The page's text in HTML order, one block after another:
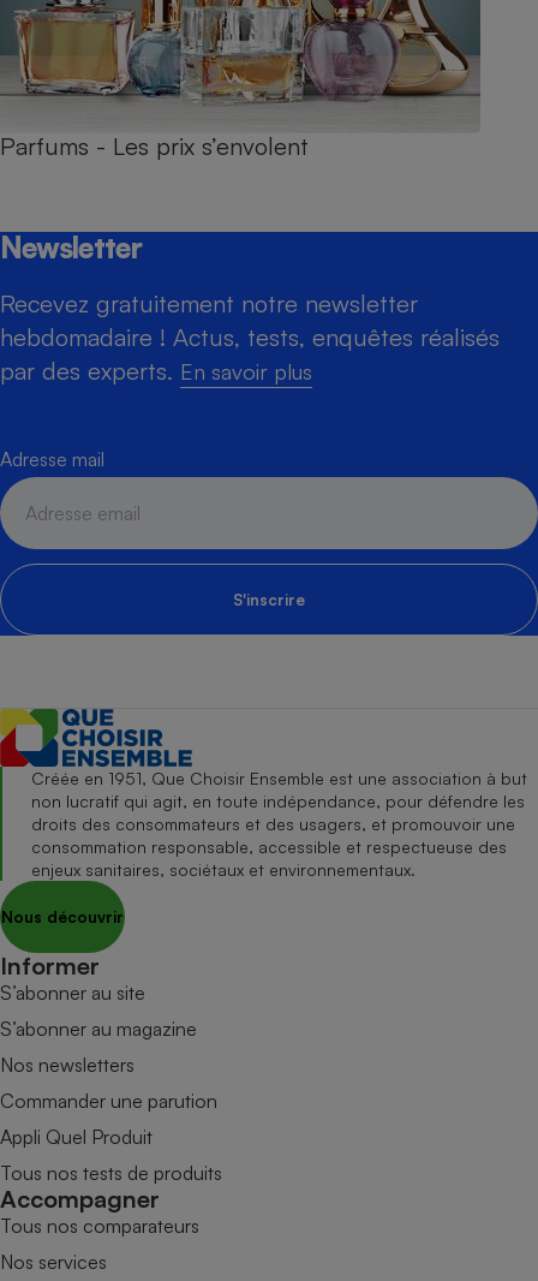
Parfums - Les prix s’envolent
Newsletter
Recevez gratuitement notre newsletter
hebdomadaire ! Actus, tests, enquêtes réalisés
par des experts. En savoir plus
Adresse mail
S'inscrire
Créée en 1951, Que Choisir Ensemble est une association à but
non lucratif qui agit, en toute indépendance, pour défendre les
droits des consommateurs et des usagers, et promouvoir une
consommation responsable, accessible et respectueuse des
enjeux sanitaires, sociétaux et environnementaux.
Nous découvrir
Informer
S’abonner au site
S’abonner au magazine
Nos newsletters
Commander une parution
Appli Quel Produit
Tous nos tests de produits
Accompagner
Tous nos comparateurs
Nos services